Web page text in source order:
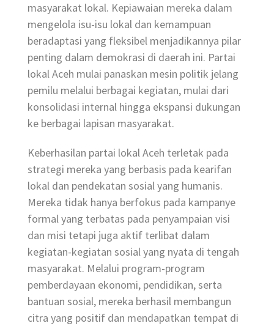
masyarakat lokal. Kepiawaian mereka dalam
mengelola isu-isu lokal dan kemampuan
beradaptasi yang fleksibel menjadikannya pilar
penting dalam demokrasi di daerah ini. Partai
lokal Aceh mulai panaskan mesin politik jelang
pemilu melalui berbagai kegiatan, mulai dari
konsolidasi internal hingga ekspansi dukungan
ke berbagai lapisan masyarakat.
Keberhasilan partai lokal Aceh terletak pada
strategi mereka yang berbasis pada kearifan
lokal dan pendekatan sosial yang humanis.
Mereka tidak hanya berfokus pada kampanye
formal yang terbatas pada penyampaian visi
dan misi tetapi juga aktif terlibat dalam
kegiatan-kegiatan sosial yang nyata di tengah
masyarakat. Melalui program-program
pemberdayaan ekonomi, pendidikan, serta
bantuan sosial, mereka berhasil membangun
citra yang positif dan mendapatkan tempat di